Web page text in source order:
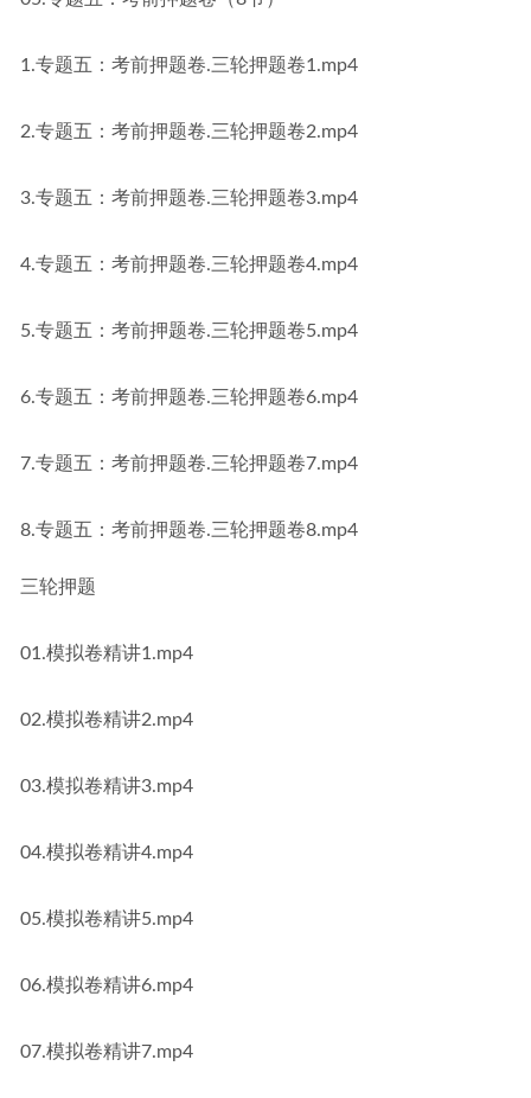
1.专题五：考前押题卷.三轮押题卷1.mp4
2.专题五：考前押题卷.三轮押题卷2.mp4
3.专题五：考前押题卷.三轮押题卷3.mp4
4.专题五：考前押题卷.三轮押题卷4.mp4
5.专题五：考前押题卷.三轮押题卷5.mp4
6.专题五：考前押题卷.三轮押题卷6.mp4
7.专题五：考前押题卷.三轮押题卷7.mp4
8.专题五：考前押题卷.三轮押题卷8.mp4
三轮押题
01.模拟卷精讲1.mp4
02.模拟卷精讲2.mp4
03.模拟卷精讲3.mp4
04.模拟卷精讲4.mp4
05.模拟卷精讲5.mp4
06.模拟卷精讲6.mp4
07.模拟卷精讲7.mp4